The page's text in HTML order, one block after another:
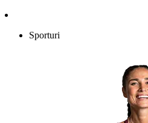
Sporturi